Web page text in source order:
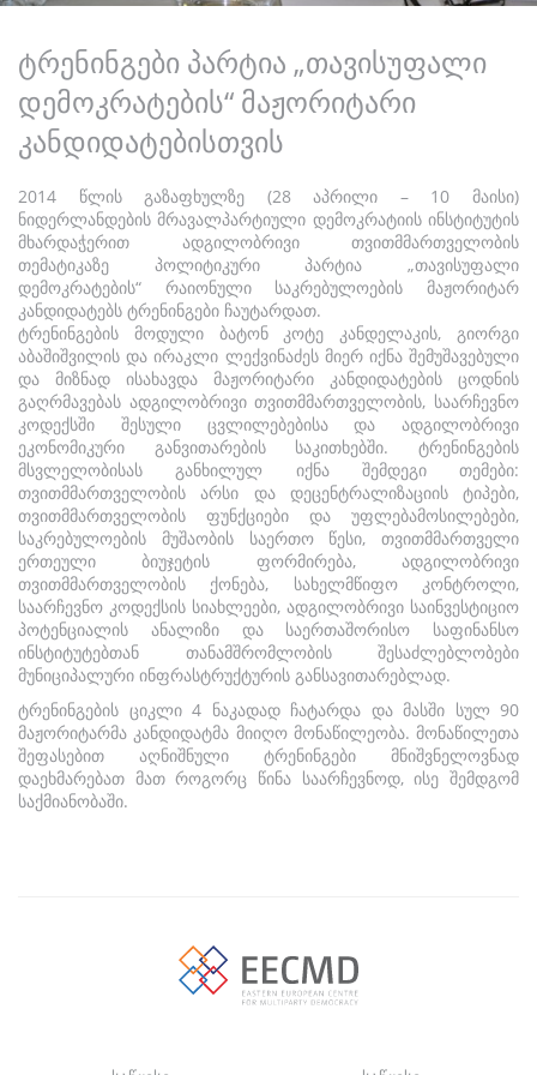
ტრენინგები პარტია „თავისუფალი
დემოკრატების“ მაჟორიტარი
კანდიდატებისთვის
2014 წლის გაზაფხულზე (28 აპრილი – 10 მაისი)
ნიდერლანდების მრავალპარტიული დემოკრატიის ინსტიტუტის
მხარდაჭერით ადგილობრივი თვითმმართველობის
თემატიკაზე პოლიტიკური პარტია „თავისუფალი
დემოკრატების“ რაიონული საკრებულოების მაჟორიტარ
კანდიდატებს ტრენინგები ჩაუტარდათ.
ტრენინგების მოდული ბატონ კოტე კანდელაკის, გიორგი
აბაშიშვილის და ირაკლი ლექვინაძეს მიერ იქნა შემუშავებული
და მიზნად ისახავდა მაჟორიტარი კანდიდატების ცოდნის
გაღრმავებას ადგილობრივი თვითმმართველობის, საარჩევნო
კოდექსში შესული ცვლილებებისა და ადგილობრივი
ეკონომიკური განვითარების საკითხებში. ტრენინგების
მსვლელობისას განხილულ იქნა შემდეგი თემები:
თვითმმართველობის არსი და დეცენტრალიზაციის ტიპები,
თვითმმართველობის ფუნქციები და უფლებამოსილებები,
საკრებულოების მუშაობის საერთო წესი, თვითმმართველი
ერთეული ბიუჯეტის ფორმირება, ადგილობრივი
თვითმმართველობის ქონება, სახელმწიფო კონტროლი,
საარჩევნო კოდექსის სიახლეები, ადგილობრივი საინვესტიციო
პოტენციალის ანალიზი და საერთაშორისო საფინანსო
ინსტიტუტებთან თანამშრომლობის შესაძლებლობები
მუნიციპალური ინფრასტრუქტურის განსავითარებლად.
ტრენინგების ციკლი 4 ნაკადად ჩატარდა და მასში სულ 90
მაჟორიტარმა კანდიდატმა მიიღო მონაწილეობა. მონაწილეთა
შეფასებით აღნიშნული ტრენინგები მნიშვნელოვნად
დაეხმარებათ მათ როგორც წინა საარჩევნოდ, ისე შემდგომ
საქმიანობაში.